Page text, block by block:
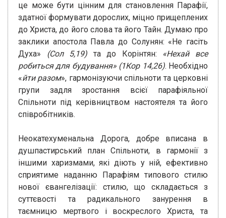
це може бути цінним для становлення Парафії,
здатної формувати дорослих, міцно прищеплених
до Христа, до його слова та його Тайн. Думаю про
заклики апостола Павла до Солунян: «Не гасіть
Духа» (Сол 5,19) та до Корінтян: «Нехай все
робиться для будування» (1Кор 14,26). Необхідно
«йти разом», гармонізуючи спільноти та церковні
групи задля зростання всієї парафіяльної
Спільноти під керівництвом настоятеля та його
співробітників.
Неокатехуменальна Дорога, добре вписана в
душпастирський план Спільноти, в гармонії з
іншими харизмами, які діють у ній, ефективно
сприятиме наданню Парафіям типового стилю
нової євангелізації: стилю, що складається з
суттєвості та радикального занурення в
таємницю мертвого і воскреслого Христа, та